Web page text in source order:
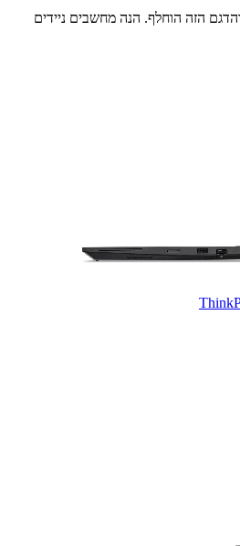
הזה הוחלף. הנה מחשבים ניידים